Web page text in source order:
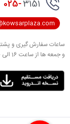
025-3151
ساعات سفارش گیری و
و جمعه ها از ساعت 16 الی 20 می باشد .